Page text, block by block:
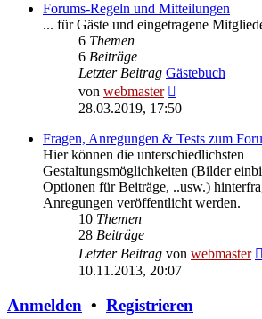
Forums-Regeln und Mitteilungen
... für Gäste und eingetragene
6 Themen
6 Beiträge
Letzter Beitrag Gästebuch
von webmaster
Beitrag
28.03.2019, 17:50
Fragen, Anregungen & Tests zum
Hier können die unterschiedlichsten
Gestaltungsmöglichkeiten (Bilder
Optionen für Beiträge, ..usw.)
Anregungen veröffentlicht werden.
10 Themen
28 Beiträge
Letzter Beitrag von webmaster
10.11.2013, 20:07
Anmelden • Registrieren